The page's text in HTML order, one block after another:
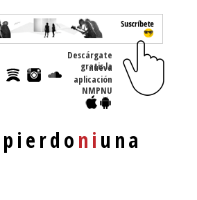
pierdoniuna
Descárgate
gratis la nueva
aplicación
NMPNU